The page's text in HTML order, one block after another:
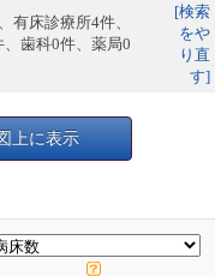
有床診療所4件、
歯科0件、薬局0
[検索
をや
り直
す]
上に表示